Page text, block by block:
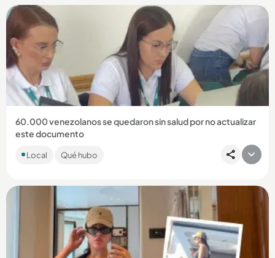
Compartir Noticia
60.000 venezolanos se quedaron sin salud por no actualizar
este documento
Las autoridades hicieron un llamado a todos los ciudadanos
venezolanos que residen en el país para que mantuvieran
Local Qué hubo
Compartir Noticia